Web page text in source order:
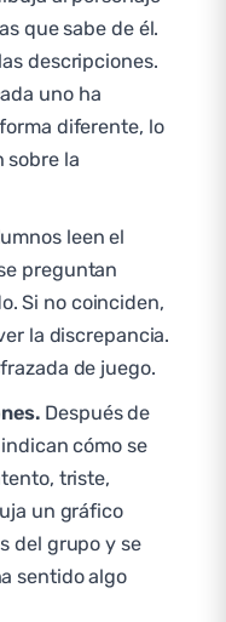
que sabe de él.
descripciones.
uno ha
diferente, lo
sobre la
leen el
preguntan
Si no coinciden,
la discrepancia.
de juego.
Después de
cómo se
triste,
un gráfico
del grupo y se
sentido algo